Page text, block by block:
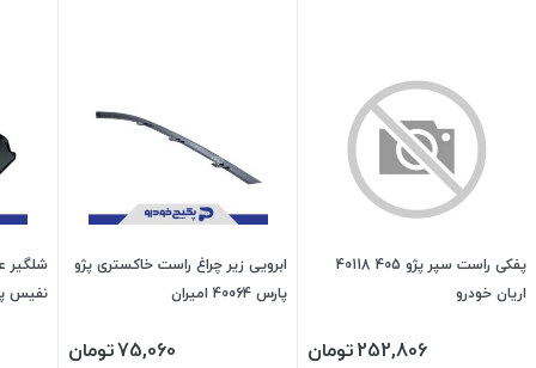
پفکی راست سپر پژو 405 40118
اریان خودرو
252,806تومان
ابرویی زیر چراغ راست خاکستری پژو
پارس 40064 امیران
75,060تومان
نفیس